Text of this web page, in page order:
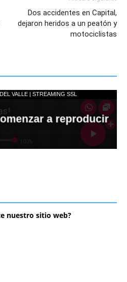
Dos accidentes en Capital,
dejaron heridos a un peatón y
motociclistas
nuestro sitio web?